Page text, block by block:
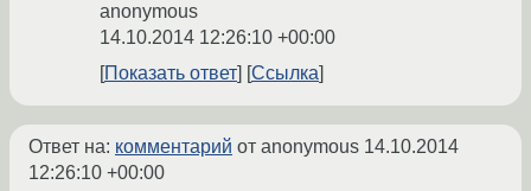
anonymous
14.10.2014 12:26:10 +00:00
Показать ответ
Ссылка
Ответ на: комментарий от anonymous 14.10.2014
12:26:10 +00:00